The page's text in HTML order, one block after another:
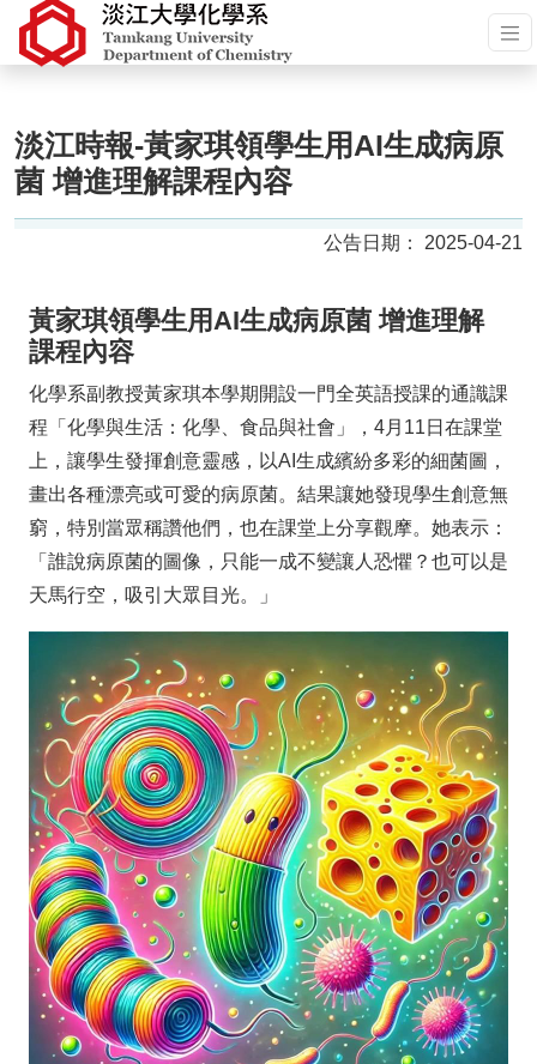
淡江時報-黃家琪領學生用AI生成病原
菌 增進理解課程內容
2025-04-21
黃家琪領學生用AI生成病原菌 增進理解
課程內容
化學系副教授黃家琪本學期開設一門全英語授課的通識課
程「化學與生活：化學、食品與社會」，4月11日在課堂
上，讓學生發揮創意靈感，以AI生成繽紛多彩的細菌圖，
畫出各種漂亮或可愛的病原菌。結果讓她發現學生創意無
窮，特別當眾稱讚他們，也在課堂上分享觀摩。她表示：
「誰說病原菌的圖像，只能一成不變讓人恐懼？也可以是
天馬行空，吸引大眾目光。」